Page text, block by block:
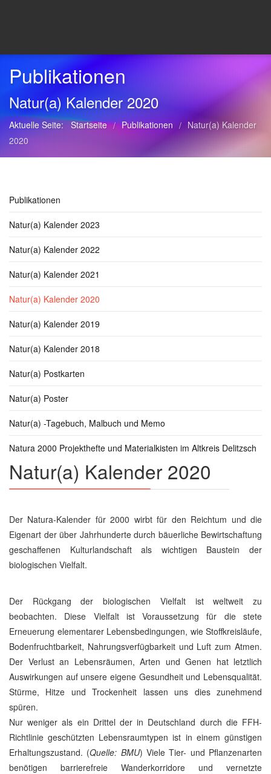
Publikationen
Natur(a) Kalender 2020
Aktuelle Seite: Startseite / Publikationen / Natur(a) Kalender
2020
Publikationen
Natur(a) Kalender 2023
Natur(a) Kalender 2022
Natur(a) Kalender 2021
Natur(a) Kalender 2020
Natur(a) Kalender 2019
Natur(a) Kalender 2018
Natur(a) Postkarten
Natur(a) Poster
Natur(a) -Tagebuch, Malbuch und Memo
Natura 2000 Projekthefte und Materialkisten im Altkreis Delitzsch
Natur(a) Kalender 2020
Der Natura-Kalender für 2000 wirbt für den Reichtum und die
Eigenart der über Jahrhunderte durch bäuerliche Bewirtschaftung
geschaffenen Kulturlandschaft als wichtigen Baustein der
biologischen Vielfalt.
Der Rückgang der biologischen Vielfalt ist weltweit zu
beobachten. Diese Vielfalt ist Voraussetzung für die stete
Erneuerung elementarer Lebensbedingungen, wie Stoffkreisläufe,
Bodenfruchtbarkeit, Nahrungsverfügbarkeit und Luft zum Atmen.
Der Verlust an Lebensräumen, Arten und Genen hat letztlich
Auswirkungen auf unsere eigene Gesundheit und Lebensqualität.
Stürme, Hitze und Trockenheit lassen uns dies zunehmend
spüren.
Nur weniger als ein Drittel der in Deutschland durch die FFH-
Richtlinie geschützten Lebensraumtypen ist in einem günstigen
Erhaltungszustand. (Quelle: BMU) Viele Tier- und Pflanzenarten
benötigen barrierefreie Wanderkorridore und vernetzte